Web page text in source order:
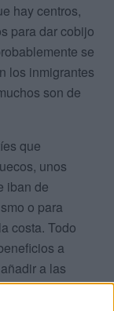
hay centros,
para dar cobijo
se
los inmigrantes
son de
que
unos
iban de
o para
costa. Todo
a
a las
dicho país.